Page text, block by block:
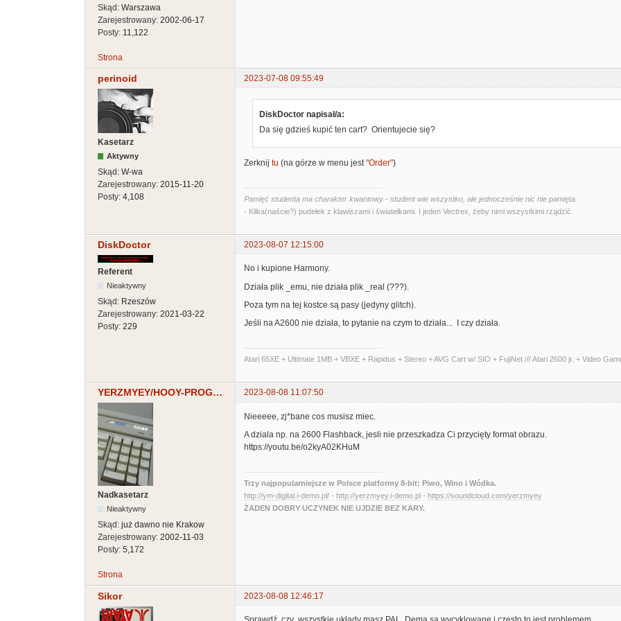
Skąd: Warszawa
Zarejestrowany: 2002-06-17
Posty: 11,122
Strona
perinoid 2023-07-08 09:55:49
Kasetarz
Aktywny
Skąd: W-wa
Zarejestrowany: 2015-11-20
Posty: 4,108
DiskDoctor napisał/a:
Da się gdzieś kupić ten cart? Orientujecie się?
Zerknij tu (na górze w menu jest"Order")
Pamięć studenta ma charakter kwantowy - student wie wszystko, ale jednocześnie nic nie pamięta.
- Kilka(naście?) pudełek z klawiszami i światełkami. I jeden Vectrex, żeby nimi wszystkimi rządzić.
DiskDoctor 2023-08-07 12:15:00
Referent
Nieaktywny
Skąd: Rzeszów
Zarejestrowany: 2021-03-22
Posty: 229
No i kupione Harmony.
Działa plik _emu, nie działa plik _real (???).
Poza tym na tej kostce są pasy (jedyny glitch).
Jeśli na A2600 nie działa, to pytanie na czym to działa... I czy działa.
Atari 65XE + Ultimate 1MB + VBXE + Rapidus + Stereo + AVG Cart w/ SIO + FujiNet /// Atari 2600 jr. + Video
YERZMYEY/HOOY-PROGRAM 2023-08-08 11:07:50
Nadkasetarz
Nieaktywny
Skąd: już dawno nie Krakow
Zarejestrowany: 2002-11-03
Posty: 5,172
Nieeeee, zj*bane cos musisz miec.
A dziala np. na 2600 Flashback, jesli nie przeszkadza Ci przycięty format obrazu.
https://youtu.be/o2kyA02KHuM
Trzy najpopularniejsze w Polsce platformy 8-bit: Piwo, Wino i Wódka.
http://ym-digital.i-demo.pl/ - http://yerzmyey.i-demo.pl - https://soundcloud.com/yerzmyey
ŻADEN DOBRY UCZYNEK NIE UJDZIE BEZ KARY.
Strona
Sikor 2023-08-08 12:46:17